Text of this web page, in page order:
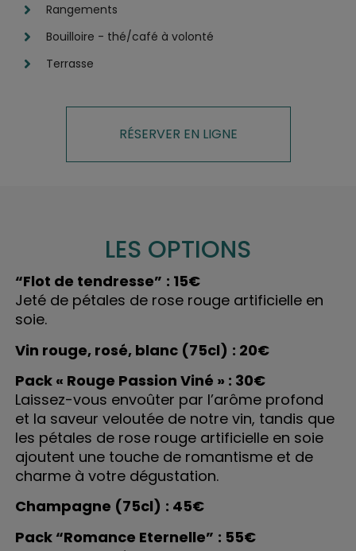
Rangements
Bouilloire - thé/café à volonté
Terrasse
RÉSERVER EN LIGNE
LES OPTIONS
“Flot de tendresse” : 15€
Jeté de pétales de rose rouge artificielle en
soie.
Vin rouge, rosé, blanc (75cl) : 20€
Pack « Rouge Passion Viné » : 30€
Laissez-vous envoûter par l’arôme profond
et la saveur veloutée de notre vin, tandis que
les pétales de rose rouge artificielle en soie
ajoutent une touche de romantisme et de
charme à votre dégustation.
Champagne (75cl) : 45€
Pack “Romance Eternelle” : 55€